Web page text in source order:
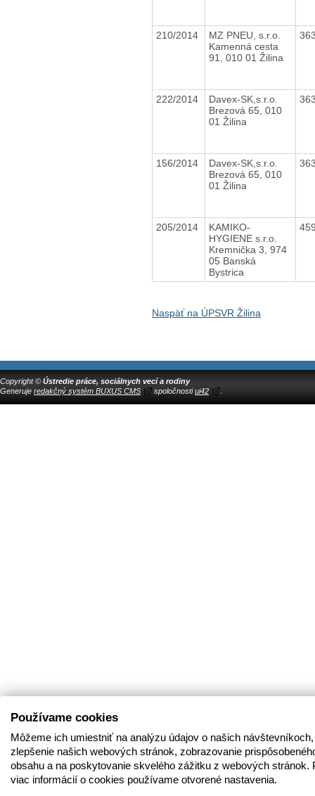
210/2014
MZ PNEU, s.r.o.
Kamenná cesta
91, 010 01 Žilina
222/2014
Davex-SK,s.r.o.
Brezová 65, 010
01 Žilina
156/2014
Davex-SK,s.r.o.
Brezová 65, 010
01 Žilina
205/2014
KAMIKO-
HYGIENE s.r.o.
Kremnička 3, 974
05 Banská
Bystrica
Naspäť na ÚPSVR Žilina
Copyright © Ústredie práce, sociálnych vecí a rodiny
Generuje redakčný systém BUXUS CMS spoločnostiui42
Používame cookies
Môžeme ich umiestniť na analýzu údajov o našich
zlepšenie našich webových stránok, zobrazovanie
obsahu a na poskytovanie skvelého zážitku z webových stránok.
viac informácií o cookies používame otvorené nastavenia.